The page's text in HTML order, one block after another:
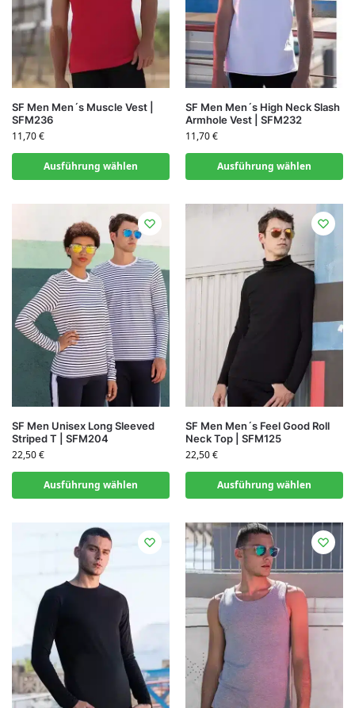
SF Men Men´s Muscle Vest |
SFM236
11,70€
Ausführung wählen
SF Men Men´s High Neck Slash
Armhole Vest | SFM232
11,70€
Ausführung wählen
SF Men Unisex Long Sleeved
Striped T | SFM204
22,50€
Ausführung wählen
SF Men Men´s Feel Good Roll
Neck Top | SFM125
22,50€
Ausführung wählen